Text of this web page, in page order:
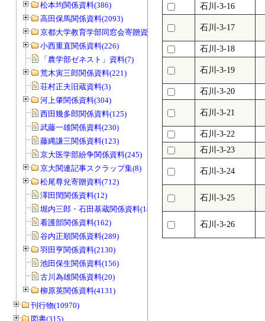
松本均関係資料(386)
高田保馬関係資料(2093)
京都大学教育学部同窓会寄贈資料(963)
小西重直関係資料(226)
「農学部ゼネスト」資料(7)
荒木寅三郎関係資料(221)
荘村正夫旧蔵資料(3)
河上肇関係資料(304)
西田幾多郎関係資料(125)
武藤一雄関係資料(230)
藤縄謙三関係資料(123)
京大医学部紛争関係資料(245)
京大関連記事スクラップ集(8)
松尾尊兊寄贈資料(712)
澤田閏関係資料(12)
堀内三郎・石田基蔵関係資料(189)
看護部関係資料(162)
谷内正順関係資料(289)
羽田亨関係資料(2130)
池田保生関係資料(156)
古川為雄関係資料(20)
柳原英関係資料(4131)
刊行物(10970)
図書(315)
石川-3-16
石川-3-17
石川-3-18
石川-3-19
石川-3-20
石川-3-21
石川-3-22
石川-3-23
石川-3-24
石川-3-25
石川-3-26